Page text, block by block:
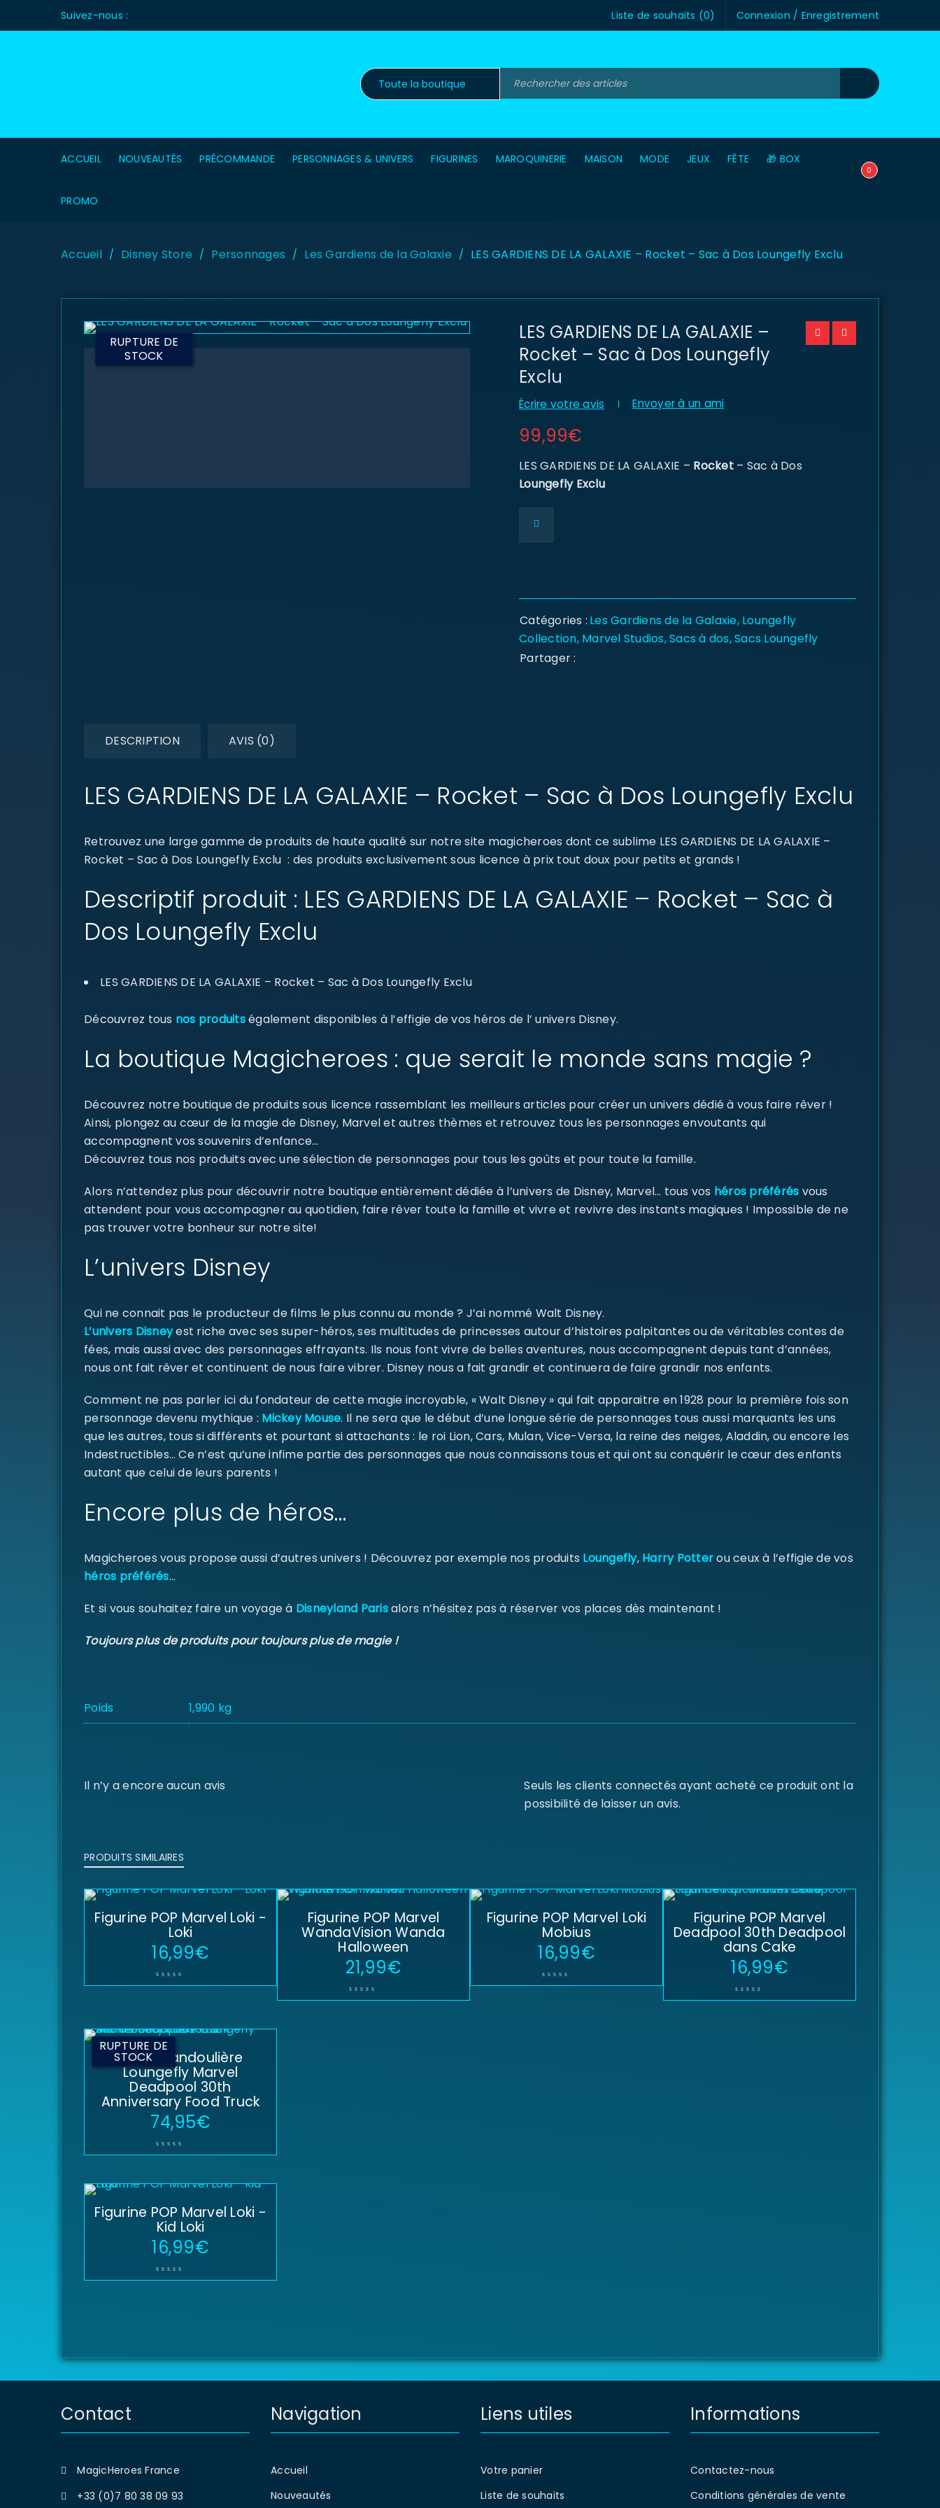
Identifiant ou e-mail *
Mot de passe *
MOT DE PASSE PERDU ?
Suivez-nous : Connexion / Enregistrement
Liste de souhaits (0)
ACCUEIL NOUVEAUTÉS PRÉCOMMANDE PERSONNAGES & UNIVERS FIGURINES MAROQUINERIE MAISON MODE JEUX FÊTE 🎁 BOX
PROMO
0
Accueil / Disney Store / Personnages / Les Gardiens de la Galaxie / LES GARDIENS DE LA GALAXIE – Rocket – Sac à Dos Loungefly Exclu
RUPTURE DE
STOCK
LES GARDIENS DE LA GALAXIE –
Rocket – Sac à Dos Loungefly
Exclu
Écrire votre avis Envoyer à un ami
99,99€
LES GARDIENS DE LA GALAXIE – Rocket– Sac à Dos
Loungefly Exclu
Catégories : Les Gardiens de la Galaxie, Loungefly
Collection, Marvel Studios,Sacs à dos,Sacs Loungefly
Partager :
DESCRIPTION AVIS (0)
LES GARDIENS DE LA GALAXIE – Rocket – Sac à Dos Loungefly Exclu
Retrouvez une large gamme de produits de haute qualité sur notre site magicheroes dont ce sublime LES GARDIENS DE LA GALAXIE –
Rocket – Sac à Dos Loungefly Exclu : des produits exclusivement sous licence à prix tout doux pour petits et grands !
Descriptif produit : LES GARDIENS DE LA GALAXIE – Rocket – Sac à
Dos Loungefly Exclu
LES GARDIENS DE LA GALAXIE – Rocket – Sac à Dos Loungefly Exclu
Découvrez tous nos produitségalement disponibles à l’effigie de vos héros de l’ univers Disney.
La boutique Magicheroes : que serait le monde sans magie ?
Découvrez notre boutique de produits sous licence rassemblant les meilleurs articles pour créer un univers dédié à vous faire rêver !
Ainsi, plongez au cœur de la magie de Disney, Marvel et autres thèmes et retrouvez tous les personnages envoutants qui
accompagnent vos souvenirs d’enfance…
Découvrez tous nos produits avec une sélection de personnages pour tous les goûts et pour toute la famille.
Alors n’attendez plus pour découvrir notre boutique entièrement dédiée à l’univers de Disney, Marvel… tous vos héros préférés vous
attendent pour vous accompagner au quotidien, faire rêver toute la famille et vivre et revivre des instants magiques ! Impossible de ne
pas trouver votre bonheur sur notre site!
L’univers Disney
Qui ne connait pas le producteur de films le plus connu au monde ? J’ai nommé Walt Disney.
L’univers Disneyest riche avec ses super-héros, ses multitudes de princesses autour d’histoires palpitantes ou de véritables contes de
fées, mais aussi avec des personnages effrayants. Ils nous font vivre de belles aventures, nous accompagnent depuis tant d’années,
nous ont fait rêver et continuent de nous faire vibrer. Disney nous a fait grandir et continuera de faire grandir nos enfants.
Comment ne pas parler ici du fondateur de cette magie incroyable, « Walt Disney » qui fait apparaitre en 1928 pour la première fois son
personnage devenu mythique : Mickey Mouse. Il ne sera que le début d’une longue série de personnages tous aussi marquants les uns
que les autres, tous si différents et pourtant si attachants : le roi Lion, Cars, Mulan, Vice-Versa, la reine des neiges, Aladdin, ou encore les
Indestructibles… Ce n’est qu’une infime partie des personnages que nous connaissons tous et qui ont su conquérir le cœur des enfants
autant que celui de leurs parents !
Encore plus de héros…
Magicheroes vous propose aussi d’autres univers ! Découvrez par exemple nos produits Loungefly,Harry Potterou ceux à l’effigie de vos
héros préférés…
Et si vous souhaitez faire un voyage à Disneyland Parisalors n’hésitez pas à réserver vos places dès maintenant !
Toujours plus de produits pour toujours plus de magie !
Poids 1,990 kg
Il n’y a encore aucun avis
Seuls les clients connectés ayant acheté ce produit ont la
possibilité de laisser un avis.
PRODUITS SIMILAIRES
Figurine POP Marvel Loki -
Loki
16,99€
Figurine POP Marvel
WandaVision Wanda
Halloween
21,99€
Figurine POP Marvel Loki
Mobius
16,99€
Figurine POP Marvel
Deadpool 30th Deadpool
dans Cake
16,99€
RUPTURE DE
STOCK
Sac à bandoulière
Loungefly Marvel
Deadpool 30th
Anniversary Food Truck
74,95€
Figurine POP Marvel Loki -
Kid Loki
16,99€
Contact
MagicHeroes France
+33 (0)7 80 38 09 93
Navigation
Accueil
Nouveautés
Liens utiles
Votre panier
Liste de souhaits
Informations
Contactez-nous
Conditions générales de vente